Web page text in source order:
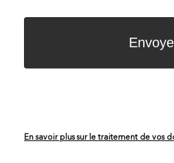
En savoir plus sur le traitement de vos